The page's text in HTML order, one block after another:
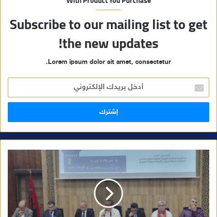
Subscribe to our mailing list to get
the new updates!
Lorem ipsum dolor sit amet, consectetur.
خ
ل
ر
ا
ل
إ
ل
ك
ت
ر
و
ن